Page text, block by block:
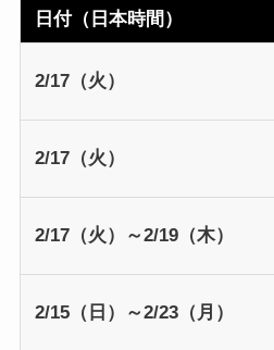
日付（日本時間）
2/17（火）
2/17（火）
2/17（火）～2/19（木）
2/15（日）～2/23（月）